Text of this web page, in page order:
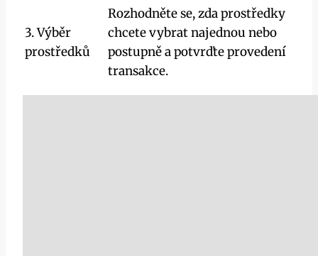
3. Výběr
prostředků
Rozhodněte se, zda prostředky
chcete vybrat najednou nebo
postupně a potvrďte provedení
transakce.